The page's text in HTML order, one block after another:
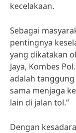
kecelakaan.
Sebagai
pentingnya
yang dikatakan
Jaya, Kombes
adalah
sama menjaga
lain di jalan tol.”
Dengan